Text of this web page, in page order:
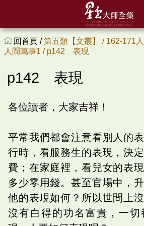
回首頁 /第五類【文叢】 / 162-171
人間萬事1 / p142 表現
p142 表現
各位讀者，大家吉祥！
平常我們都會注意看別人的
行時，看服務生的表現，決
費；在家庭裡，看兒女的表
多少零用錢。甚至官場中，
他的表現如何？所以世間上
沒有白得的功名富貴，一切